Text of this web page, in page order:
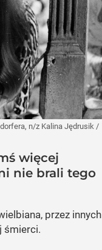
n/z Kalina Jędrusik /
więcej
nie brali tego
przez innych
śmierci.